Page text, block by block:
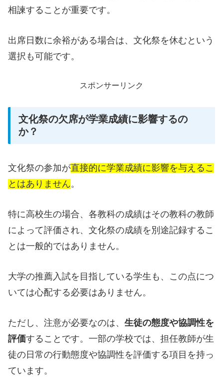
相諫することが重要です。
出席日数に余裕がある場合は、文化祭を休むという
選択も可能です。
スポンサーリンク
文化祭の欠席が学業成績に影響するの
か？
文化祭の参加が直接的に学業成績に影響を与えるこ
とはありません。
特に高校生の場合、各教科の成績はその教科の教師
によって評価され、文化祭の成績を別途記録するこ
とは一般的ではありません。
大学の推薦入試を目指している学生も、この点につ
いては心配する必要はありません。
ただし、注意が必要なのは、 生徒の態度や協調性を
評価することです。一部の学校では、担任教師が生
徒の日常の行動態度や協調性を評価する項目を持っ
ています。